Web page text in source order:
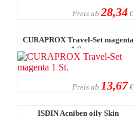
Preis ab 28,34 €
CURAPROX Travel-Set magenta
1 St.
Preis ab 13,67 €
ISDIN Acniben oily Skin